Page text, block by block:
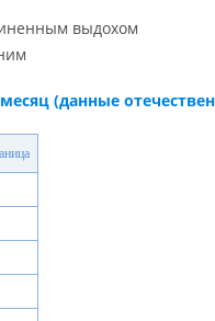
выдохом
(данные